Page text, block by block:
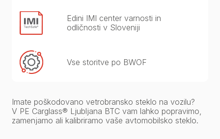
Edini IMI center varnosti in
odličnosti v Sloveniji
Vse storitve po BWOF
Imate poškodovano vetrobransko steklo na vozilu?
V PE Carglass® Ljubljana BTC vam lahko popravimo,
zamenjamo ali kalibriramo vaše avtomobilsko steklo.